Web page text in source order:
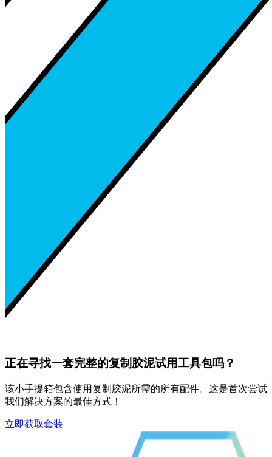
正在寻找一套完整的复制胶泥试用工具包吗？
该小手提箱包含使用复制胶泥所需的所有配件。这是首次尝试
我们解决方案的最佳方式！
立即获取套装